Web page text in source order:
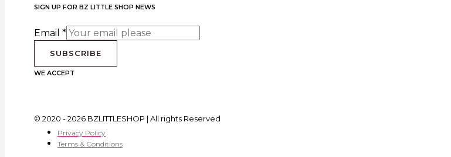
SIGN UP FOR BZ LITTLE SHOP NEWS
Email *
SUBSCRIBE
WE ACCEPT
© 2020 - 2026 BZLITTLESHOP | All rights Reserved
Privacy Policy
Terms & Conditions